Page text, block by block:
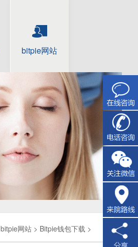
bitpie网站
bitpie网站 > Bitpie钱包下载 >